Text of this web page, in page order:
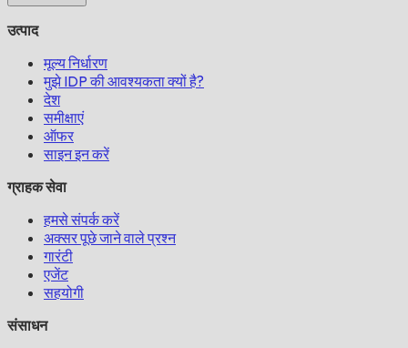
उत्पाद
मूल्य निर्धारण
मुझे IDP की आवश्यकता क्यों है?
देश
समीक्षाएं
ऑफर
साइन इन करें
ग्राहक सेवा
हमसे संपर्क करें
अक्सर पूछे जाने वाले प्रश्न
गारंटी
एजेंट
सहयोगी
संसाधन